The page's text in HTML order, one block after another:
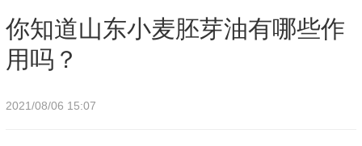
些作用吗？
你知道山东小麦胚芽油有哪些作
用吗？
2021/08/06 15:07